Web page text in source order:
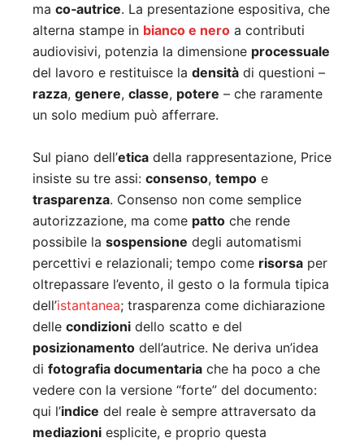
ma co‑autrice. La presentazione espositiva, che
alterna stampe in bianco e nero a contributi
audiovisivi, potenzia la dimensione processuale
del lavoro e restituisce la densità di questioni –
razza, genere, classe, potere – che raramente
un solo medium può afferrare.
Sul piano dell’etica della rappresentazione, Price
insiste su tre assi: consenso, tempo e
trasparenza. Consenso non come semplice
autorizzazione, ma come patto che rende
possibile la sospensione degli automatismi
percettivi e relazionali; tempo come risorsa per
oltrepassare l’evento, il gesto o la formula tipica
dell’istantanea; trasparenza come dichiarazione
delle condizioni dello scatto e del
posizionamento dell’autrice. Ne deriva un’idea
di fotografia documentaria che ha poco a che
vedere con la versione “forte” del documento:
qui l’indice del reale è sempre attraversato da
mediazioni esplicite, e proprio questa